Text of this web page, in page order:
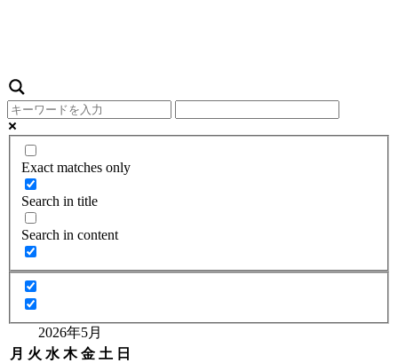
Exact matches only
Search in title
Search in content
2026年5月
月 火 水 木 金 土 日